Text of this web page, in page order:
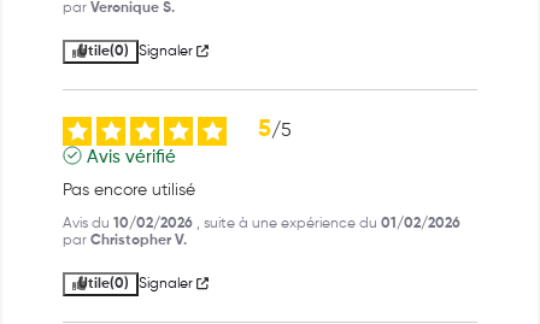
par Veronique S.
Utile(0) Signaler
5/5
Avis vérifié
Pas encore utilisé
Avis du 10/02/2026 , suite à une expérience du 01/02/2026
par Christopher V.
Utile(0) Signaler